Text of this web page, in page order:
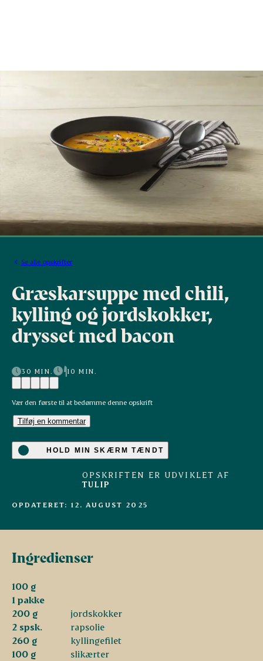
Se alle opskrifter
Græskarsuppe med chili,
kylling og jordskokker,
drysset med bacon
30 MIN. 10 MIN.
Vær den første til at bedømme denne opskrift
Tilføj en kommentar
HOLD MIN SKÆRM TÆNDT
OPSKRIFTEN ER UDVIKLET AF
TULIP
OPDATERET: 12. AUGUST 2025
Ingredienser
100 g
1 pakke
200 g
jordskokker
2 spsk.
rapsolie
260 g
kyllingefilet
100 g
slikærter